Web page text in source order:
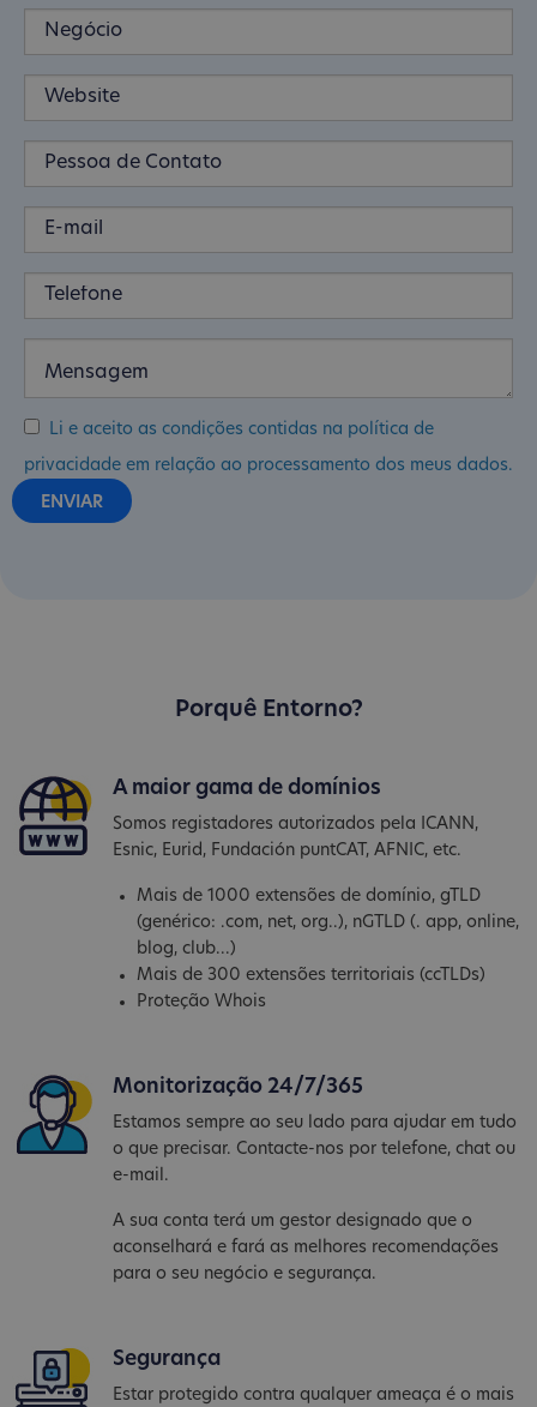
Li e aceito as condições contidas na política de
privacidade em relação ao processamento dos meus dados.
Porquê Entorno?
A maior gama de domínios
Somos registadores autorizados pela ICANN,
Esnic, Eurid, Fundación puntCAT, AFNIC, etc.
Mais de 1000 extensões de domínio, gTLD
(genérico: .com, net, org..), nGTLD (. app, online,
blog, club...)
Mais de 300 extensões territoriais (ccTLDs)
Proteção Whois
Monitorização 24/7/365
Estamos sempre ao seu lado para ajudar em tudo
o que precisar. Contacte-nos por telefone, chat ou
e-mail.
A sua conta terá um gestor designado que o
aconselhará e fará as melhores recomendações
para o seu negócio e segurança.
Segurança
Estar protegido contra qualquer ameaça é o mais